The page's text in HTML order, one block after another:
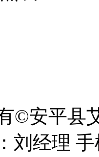
©安平
刘经理 手